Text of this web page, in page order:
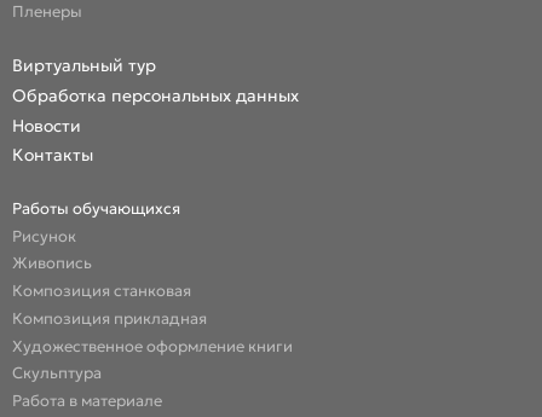
Пленеры
Виртуальный тур
Обработка персональных данных
Новости
Контакты
Работы обучающихся
Рисунок
Живопись
Композиция станковая
Композиция прикладная
Художественное оформление книги
Скульптура
Работа в материале